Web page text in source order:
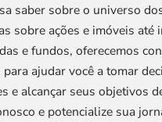
saber sobre o universo
sobre ações e imóveis até
e fundos, oferecemos
ajudar você a tomar
e alcançar seus objetivos
e potencialize sua